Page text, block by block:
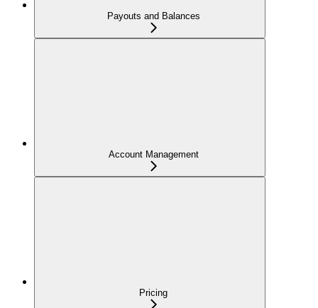
Payouts and Balances
Account Management
Pricing